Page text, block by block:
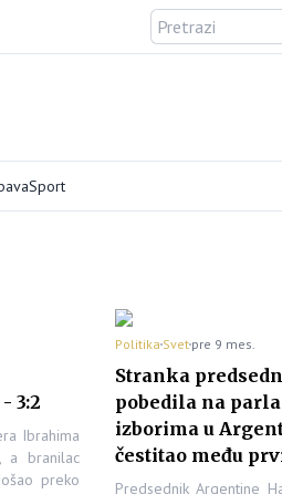
Sport
3:2
Ibrahima
a branilac
preko
PolitikaSvetpre 9 mes.
Stranka
pobedila na
izborima u
čestitao među
Predsednik Argentine